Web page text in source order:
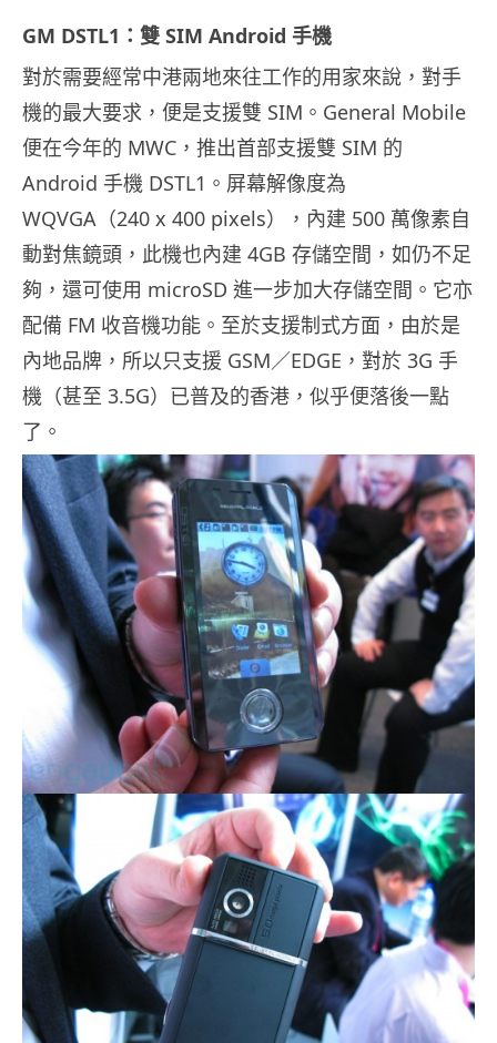
GM DSTL1：雙 SIM Android 手機
對於需要經常中港兩地來往工作的用家來說，對手
機的最大要求，便是支援雙 SIM。General Mobile
便在今年的 MWC，推出首部支援雙 SIM 的
Android 手機 DSTL1。屏幕解像度為
WQVGA（240 x 400 pixels），內建 500 萬像素自
動對焦鏡頭，此機也內建 4GB 存儲空間，如仍不足
夠，還可使用 microSD 進一步加大存儲空間。它亦
配備 FM 收音機功能。至於支援制式方面，由於是
內地品牌，所以只支援 GSM／EDGE，對於 3G 手
機（甚至 3.5G）已普及的香港，似乎便落後一點
了。